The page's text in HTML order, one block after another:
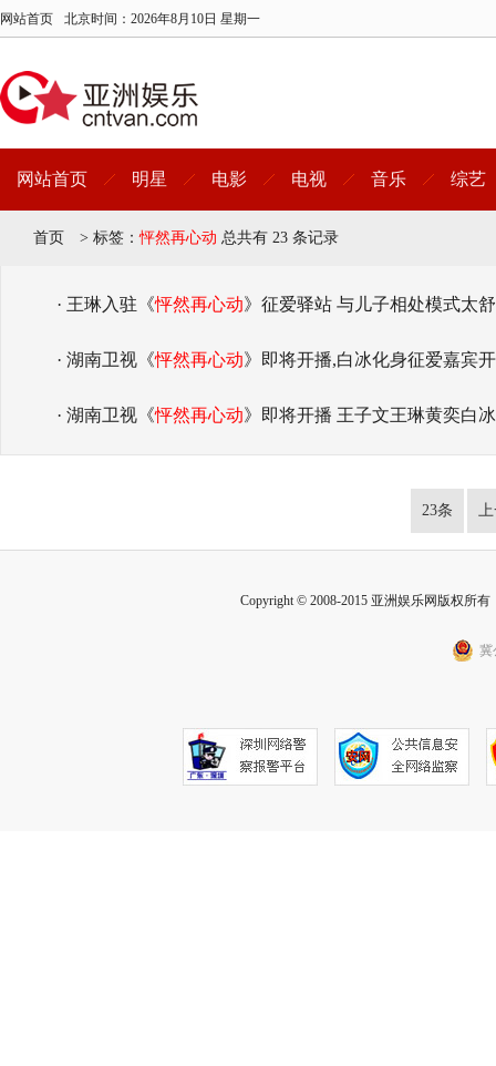
网站首页 北京时间： 2026年8月10日 星期一
网站首页 明星 电影 电视 音乐 综艺
首页 > 标签：怦然再心动 总共有 23 条记录
· 王琳入驻《怦然再心动》征爱驿站 与儿子相处模式太
· 湖南卫视《怦然再心动》即将开播,白冰化身征爱嘉宾
· 湖南卫视《怦然再心动》即将开播 王子文王琳黄奕白
23条
Copyright © 2008-2015 亚洲娱乐网版权所
冀